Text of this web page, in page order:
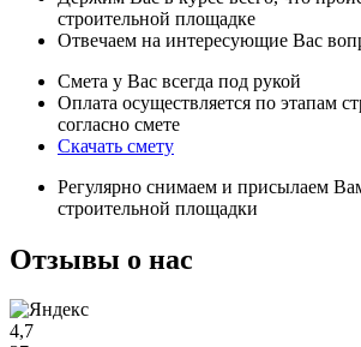
строительной площадке
Отвечаем на интересующие Вас
Смета у Вас всегда под рукой
Оплата осуществляется по этапам
согласно смете
Скачать смету
Регулярно снимаем и присылаем
строительной площадки
Отзывы о нас
4,7